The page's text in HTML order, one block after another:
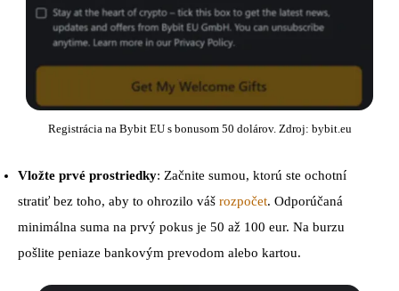
Registrácia na Bybit EU s bonusom 50 dolárov. Zdroj: bybit.eu
Vložte prvé prostriedky: Začnite sumou, ktorú ste ochotní
stratiť bez toho, aby to ohrozilo váš rozpočet. Odporúčaná
minimálna suma na prvý pokus je 50 až 100 eur. Na burzu
pošlite peniaze bankovým prevodom alebo kartou.